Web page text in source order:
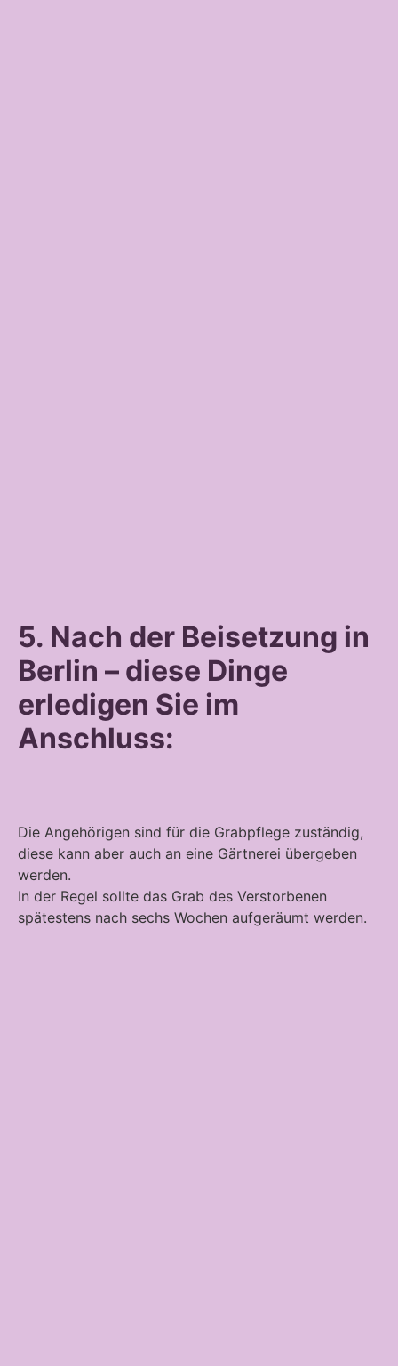
5. Nach der Beisetzung in
Berlin – diese Dinge
erledigen Sie im
Anschluss:
Die Angehörigen sind für die Grabpflege zuständig,
diese kann aber auch an eine Gärtnerei übergeben
werden.
In der Regel sollte das Grab des Verstorbenen
spätestens nach sechs Wochen aufgeräumt werden.